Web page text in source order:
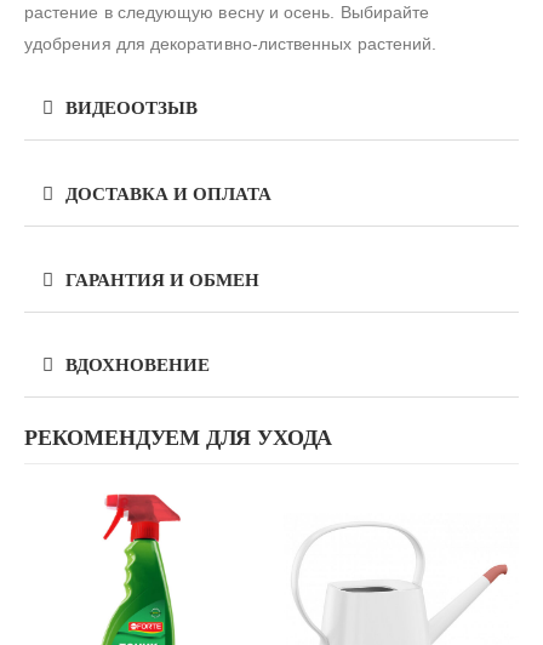
растение в следующую весну и осень. Выбирайте
удобрения для декоративно-лиственных растений.
ВИДЕООТЗЫВ
ДОСТАВКА И ОПЛАТА
ГАРАНТИЯ И ОБМЕН
ВДОХНОВЕНИЕ
РЕКОМЕНДУЕМ ДЛЯ УХОДА